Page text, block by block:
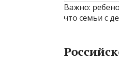
Важно:
что семьи с